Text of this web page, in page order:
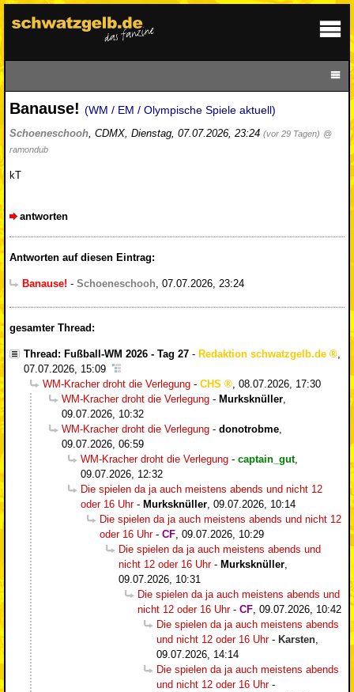
Banause! (WM / EM / Olympische Spiele aktuell)
Schoeneschooh, CDMX, Dienstag, 07.07.2026, 23:24 (vor 29 Tagen) @
ramondub
kT
antworten
Antworten auf diesen Eintrag:
Banause! - Schoeneschooh, 07.07.2026, 23:24
gesamter Thread:
Thread: Fußball-WM 2026 - Tag 27 - Redaktion schwatzgelb.de
07.07.2026, 15:09
WM-Kracher droht die Verlegung - CHS
08.07.2026, 17:30
WM-Kracher droht die Verlegung - Murksknüller
09.07.2026, 10:32
WM-Kracher droht die Verlegung - donotrobme
09.07.2026, 06:59
WM-Kracher droht die Verlegung - captain_gut,
09.07.2026, 12:32
Die spielen da ja auch meistens abends und nicht 12
oder 16 Uhr- Murksknüller 09.07.2026, 10:14
Die spielen da ja auch meistens abends und nicht 12
oder 16 Uhr- CF 09.07.2026, 10:29
Die spielen da ja auch meistens abends und
nicht 12 oder 16 Uhr- Murksknüller
09.07.2026, 10:31
Die spielen da ja auch meistens abends und
nicht 12 oder 16 Uhr- CF 09.07.2026, 10:42
Die spielen da ja auch meistens abends
und nicht 12 oder 16 Uhr- Karsten
09.07.2026, 14:14
Die spielen da ja auch meistens abends
und nicht 12 oder 16 Uhr-